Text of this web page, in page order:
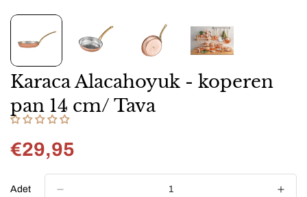
Karaca Alacahoyuk - koperen
pan 14 cm/ Tava
Normal
€29,95
Adet